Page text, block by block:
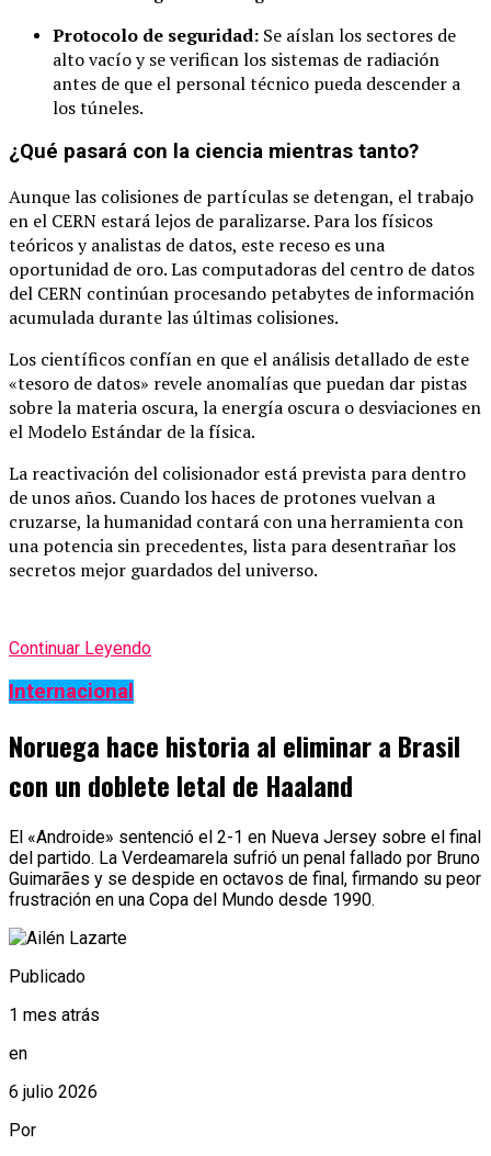
Protocolo de seguridad: Se aíslan los sectores de
alto vacío y se verifican los sistemas de radiación
antes de que el personal técnico pueda descender a
los túneles.
¿Qué pasará con la ciencia mientras tanto?
Aunque las colisiones de partículas se detengan, el trabajo
en el CERN estará lejos de paralizarse. Para los físicos
teóricos y analistas de datos, este receso es una
oportunidad de oro. Las computadoras del centro de datos
del CERN continúan procesando petabytes de información
acumulada durante las últimas colisiones.
Los científicos confían en que el análisis detallado de este
«tesoro de datos» revele anomalías que puedan dar pistas
sobre la materia oscura, la energía oscura o desviaciones en
el Modelo Estándar de la física.
La reactivación del colisionador está prevista para dentro
de unos años. Cuando los haces de protones vuelvan a
cruzarse, la humanidad contará con una herramienta con
una potencia sin precedentes, lista para desentrañar los
secretos mejor guardados del universo.
Continuar Leyendo
Internacional
Noruega hace historia al eliminar a Brasil
con un doblete letal de Haaland
El «Androide» sentenció el 2-1 en Nueva Jersey sobre el final
del partido. La Verdeamarela sufrió un penal fallado por Bruno
Guimarães y se despide en octavos de final, firmando su peor
frustración en una Copa del Mundo desde 1990.
Publicado
1 mes atrás
en
6 julio 2026
Por